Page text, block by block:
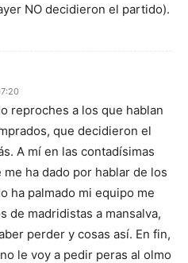
NO decidieron el partido).
reproches a los que hablan
que decidieron el
A mí en las contadísimas
ha dado por hablar de los
ha palmado mi equipo me
de madridistas a mansalva,
perder y cosas así. En fin,
le voy a pedir peras al olmo